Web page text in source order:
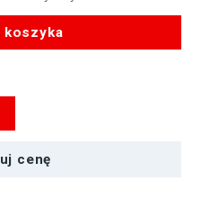
koszyka
cenę